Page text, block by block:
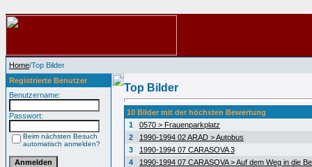
Home/Top Bilder
Registrierte Benutzer
Benutzername:
Passwort:
Beim nächsten Besuch
automatisch anmelden?
Top Bilder
10 Bilder mit der höchsten Bewertung
1
0570 > Frauenparkplatz
2
1990-1994 02 ARAD > Autobus
3
1990-1994 07 CARASOVA 3
4
1990-1994 07 CARASOVA > Auf dem Weg in die